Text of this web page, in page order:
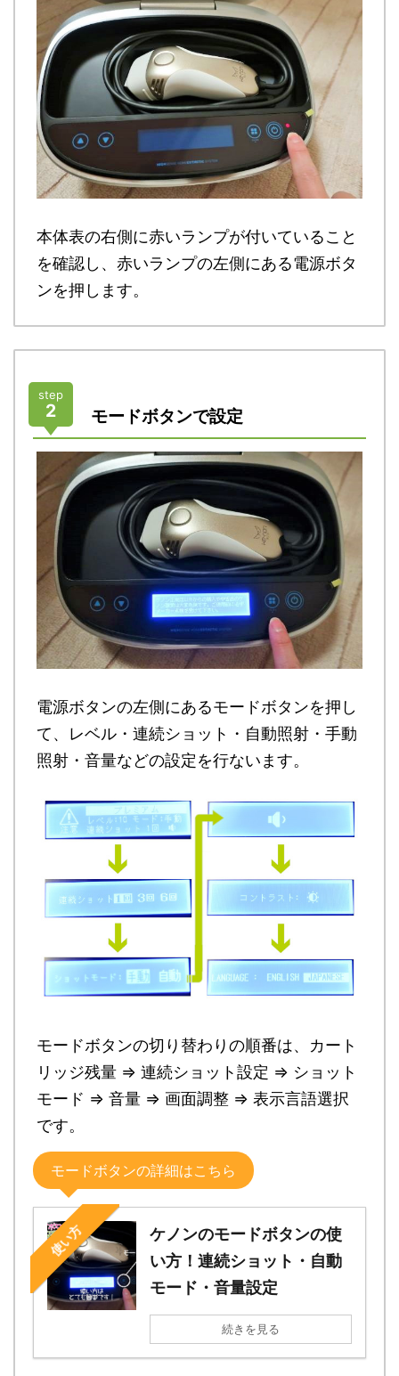
本体表の右側に赤いランプが付いていること
を確認し、赤いランプの左側にある電源ボタ
ンを押します。
step
2 モードボタンで設定
電源ボタンの左側にあるモードボタンを押し
て、レベル・連続ショット・自動照射・手動
照射・音量などの設定を行ないます。
モードボタンの切り替わりの順番は、カート
リッジ残量 ⇒ 連続ショット設定 ⇒ ショット
モード ⇒ 音量 ⇒ 画面調整 ⇒ 表示言語選択
です。
モードボタンの詳細はこちら
使い方
ケノンのモードボタンの使
い方！連続ショット・自動
モード・音量設定
続きを見る